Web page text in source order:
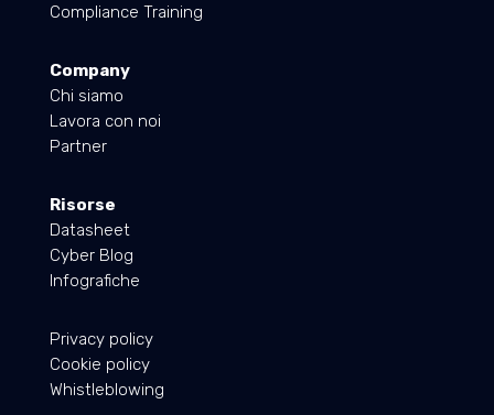
Compliance Training
Company
Chi siamo
Lavora con noi
Partner
Risorse
Datasheet
Cyber Blog
Infografiche
Privacy policy
Cookie policy
Whistleblowing